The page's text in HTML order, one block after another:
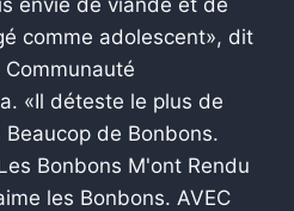
comme adolescent», dit
«Il déteste le plus de
de Bonbons.
Bonbons M'ont Rendu
les Bonbons. AVEC